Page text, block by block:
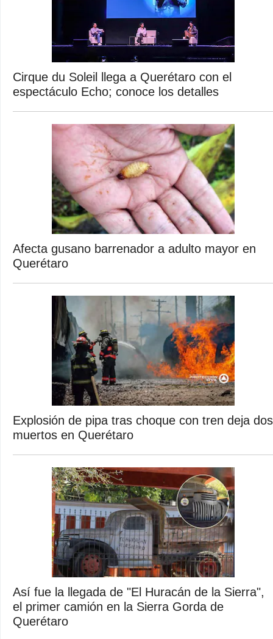
Cirque du Soleil llega a Querétaro con el
espectáculo Echo; conoce los detalles
Afecta gusano barrenador a adulto mayor en
Querétaro
Explosión de pipa tras choque con tren deja dos
muertos en Querétaro
Así fue la llegada de "El Huracán de la Sierra",
el primer camión en la Sierra Gorda de
Querétaro